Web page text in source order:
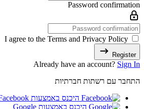
Password confirmation
I agree to the Terms and Privacy Policy
Register
Already have an account? Sign In
התחבר עם רשתות חברתיות
היכנס באמצעות Facebook
היכנס באמצעות Google